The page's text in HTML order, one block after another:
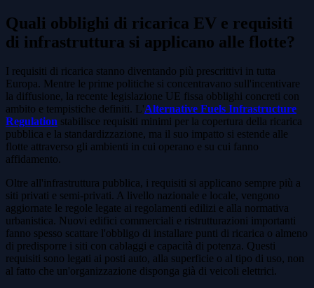
Quali obblighi di ricarica EV e requisiti
di infrastruttura si applicano alle flotte?
I requisiti di ricarica stanno diventando più prescrittivi in tutta
Europa. Mentre le prime politiche si concentravano sull'incentivare
la diffusione, la recente legislazione UE fissa obblighi concreti con
ambito e tempistiche definiti. L'Alternative Fuels Infrastructure
Regulation stabilisce requisiti minimi per la copertura della ricarica
pubblica e la standardizzazione, ma il suo impatto si estende alle
flotte attraverso gli ambienti in cui operano e su cui fanno
affidamento.
Oltre all'infrastruttura pubblica, i requisiti si applicano sempre più a
siti privati e semi-privati. A livello nazionale e locale, vengono
aggiornate le regole legate ai regolamenti edilizi e alla normativa
urbanistica. Nuovi edifici commerciali e ristrutturazioni importanti
fanno spesso scattare l'obbligo di installare punti di ricarica o almeno
di predisporre i siti con cablaggi e capacità di potenza. Questi
requisiti sono legati ai posti auto, alla superficie o al tipo di uso, non
al fatto che un'organizzazione disponga già di veicoli elettrici.